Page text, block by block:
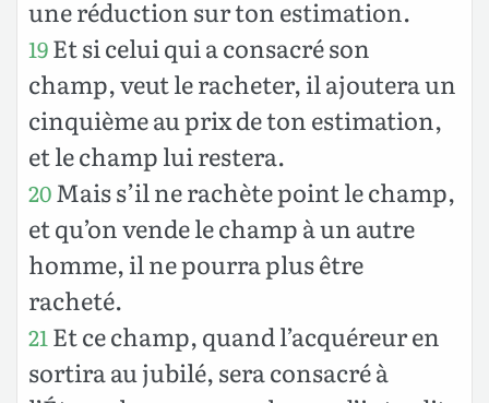
une réduction sur ton estimation.
19Et si celui qui a consacré son
champ, veut le racheter, il ajoutera un
cinquième au prix de ton estimation,
et le champ lui restera.
20Mais s’il ne rachète point le champ,
et qu’on vende le champ à un autre
homme, il ne pourra plus être
racheté.
21 Et ce champ, quand l’acquéreur en
sortira au jubilé, sera consacré à